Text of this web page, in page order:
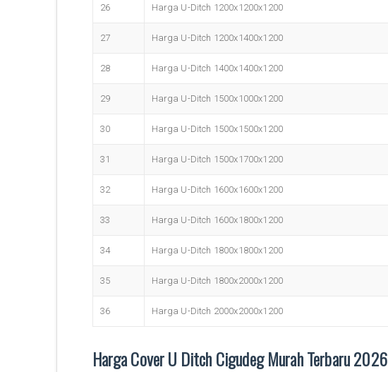
26 Harga U-Ditch 1200x1200x1200
27 Harga U-Ditch 1200x1400x1200
28 Harga U-Ditch 1400x1400x1200
29 Harga U-Ditch 1500x1000x1200
30 Harga U-Ditch 1500x1500x1200
31 Harga U-Ditch 1500x1700x1200
32 Harga U-Ditch 1600x1600x1200
33 Harga U-Ditch 1600x1800x1200
34 Harga U-Ditch 1800x1800x1200
35 Harga U-Ditch 1800x2000x1200
36 Harga U-Ditch 2000x2000x1200
Harga Cover U Ditch Cigudeg Murah Terbaru 2026